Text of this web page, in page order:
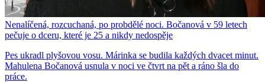
Nenalíčená, rozcuchaná, po probdělé noci. Bočanová v 59 letech
pečuje o dceru, které je 25 a nikdy nedospěje
Pes ukradl plyšovou vosu. Márinka se budila každých dvacet minut.
Mahulena Bočanová usnula v noci ve čtvrt na pět a ráno šla do
práce.